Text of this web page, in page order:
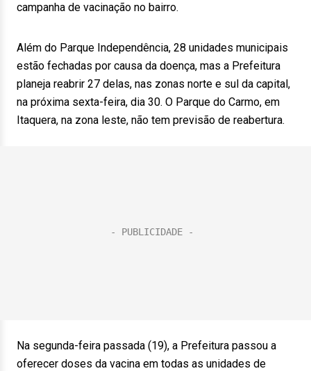
campanha de vacinação no bairro.
Além do Parque Independência, 28 unidades municipais
estão fechadas por causa da doença, mas a Prefeitura
planeja reabrir 27 delas, nas zonas norte e sul da capital,
na próxima sexta-feira, dia 30. O Parque do Carmo, em
Itaquera, na zona leste, não tem previsão de reabertura.
Na segunda-feira passada (19), a Prefeitura passou a
oferecer doses da vacina em todas as unidades de